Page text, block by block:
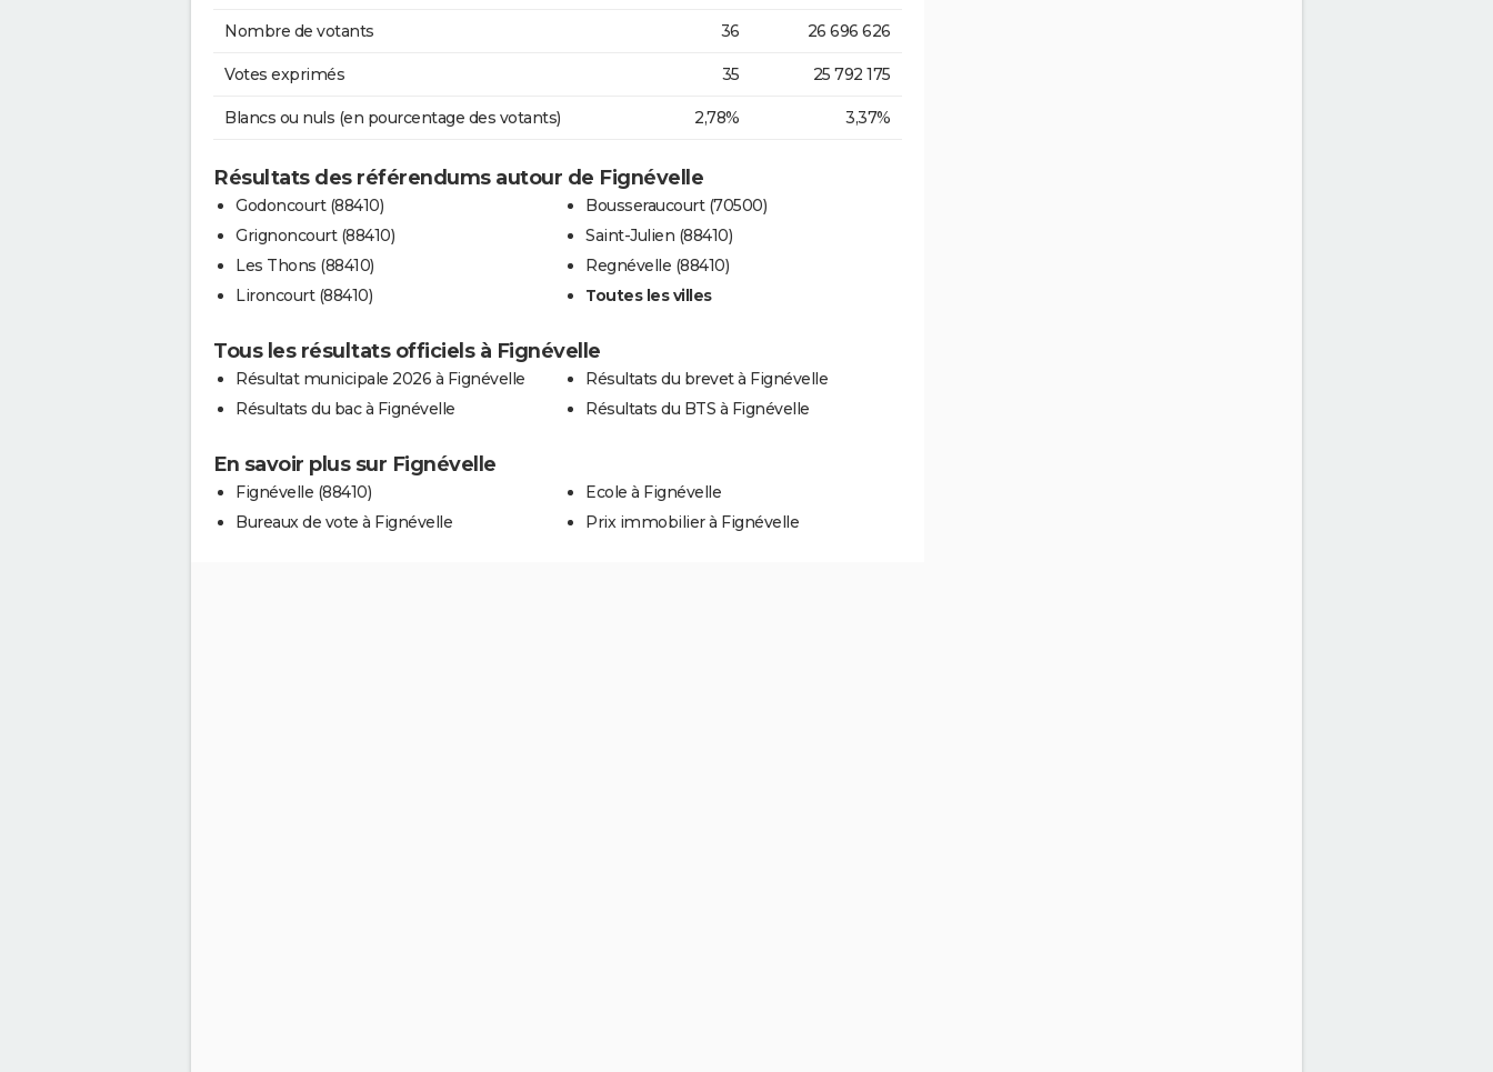
Nombre de votants 36 26 696 626
Votes exprimés 35 25 792 175
Blancs ou nuls (en pourcentage des votants) 2,78% 3,37%
Résultats des référendums autour de Fignévelle
Godoncourt (88410)
Grignoncourt (88410)
Les Thons (88410)
Lironcourt (88410)
Bousseraucourt (70500)
Saint-Julien (88410)
Regnévelle (88410)
Toutes les villes
Tous les résultats officiels à Fignévelle
Résultat municipale 2026 à Fignévelle
Résultats du bac à Fignévelle
Résultats du brevet à Fignévelle
Résultats du BTS à Fignévelle
En savoir plus sur Fignévelle
Fignévelle (88410)
Bureaux de vote à Fignévelle
Ecole à Fignévelle
Prix immobilier à Fignévelle